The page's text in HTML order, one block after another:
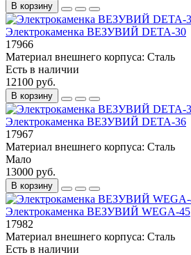
В корзину
Электрокаменка ВЕЗУВИЙ DETA-30
17966
Материал внешнего корпуса: Сталь
Есть в наличии
12100 руб.
В корзину
Электрокаменка ВЕЗУВИЙ DETA-36
17967
Материал внешнего корпуса: Сталь
Мало
13000 руб.
В корзину
Электрокаменка ВЕЗУВИЙ WEGA-45
17982
Материал внешнего корпуса: Сталь
Есть в наличии